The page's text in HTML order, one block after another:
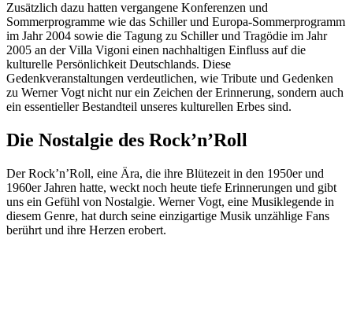
Zusätzlich dazu hatten vergangene Konferenzen und
Sommerprogramme wie das Schiller und Europa-Sommerprogramm
im Jahr 2004 sowie die Tagung zu Schiller und Tragödie im Jahr
2005 an der Villa Vigoni einen nachhaltigen Einfluss auf die
kulturelle Persönlichkeit Deutschlands. Diese
Gedenkveranstaltungen verdeutlichen, wie Tribute und Gedenken
zu Werner Vogt nicht nur ein Zeichen der Erinnerung, sondern auch
ein essentieller Bestandteil unseres kulturellen Erbes sind.
Die Nostalgie des Rock’n’Roll
Der Rock’n’Roll, eine Ära, die ihre Blütezeit in den 1950er und
1960er Jahren hatte, weckt noch heute tiefe Erinnerungen und gibt
uns ein Gefühl von Nostalgie. Werner Vogt, eine Musiklegende in
diesem Genre, hat durch seine einzigartige Musik unzählige Fans
berührt und ihre Herzen erobert.